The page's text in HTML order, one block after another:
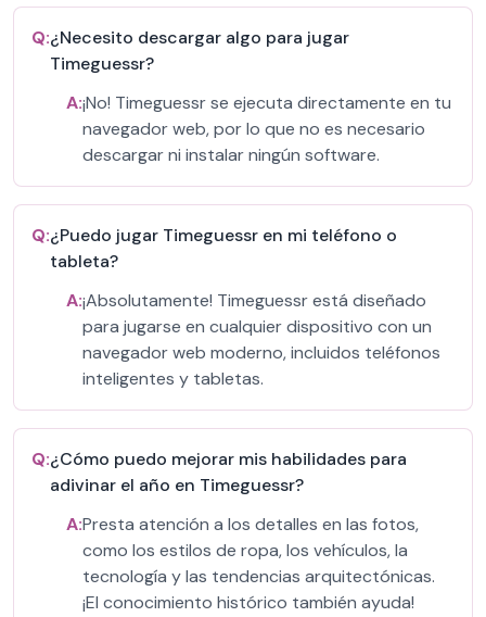
Q:¿Necesito descargar algo para jugar
Timeguessr?
A:¡No! Timeguessr se ejecuta directamente en tu
navegador web, por lo que no es necesario
descargar ni instalar ningún software.
Q:¿Puedo jugar Timeguessr en mi teléfono o
tableta?
A:¡Absolutamente! Timeguessr está diseñado
para jugarse en cualquier dispositivo con un
navegador web moderno, incluidos teléfonos
inteligentes y tabletas.
Q:¿Cómo puedo mejorar mis habilidades para
adivinar el año en Timeguessr?
A:Presta atención a los detalles en las fotos,
como los estilos de ropa, los vehículos, la
tecnología y las tendencias arquitectónicas.
¡El conocimiento histórico también ayuda!